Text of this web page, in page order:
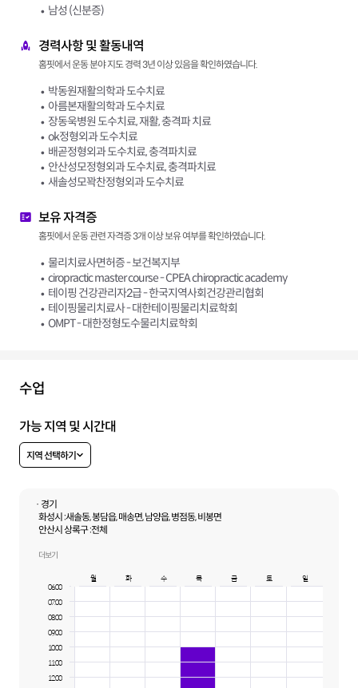
남성 (신분증)
경력사항 및 활동내역
홈핏에서 운동 분야 지도 경력 3년 이상 있음을 확인하였습니다.
박동원재활의학과 도수치료
아름본재활의학과 도수치료
장동욱병원 도수치료, 재활, 충격파 치료
ok정형외과 도수치료
배곧정형외과 도수치료, 충격파치료
안산성모정형외과 도수치료, 충격파치료
새솔성모꽉찬정형외과 도수치료
보유 자격증
홈핏에서 운동 관련 자격증 3개 이상 보유 여부를 확인하였습니다.
물리치료사면허증 - 보건복지부
ciropractic master course - CPEA chiropractic academy
테이핑 건강관리자2급 - 한국지역사회건강관리협회
테이핑물리치료사 - 대한테이핑물리치료학회
OMPT - 대한정형도수물리치료학회
수업
가능 지역 및 시간대
지역 선택하기
· 경기
화성시 :새솔동, 봉담읍, 매송면, 남양읍, 병점동, 비봉면
안산시 상록구 :전체
수원시 권선구 :
더보기
월 화 수 목 금 토
일
06:00
07:00
08:00
09:00
10:00
11:00
12:00